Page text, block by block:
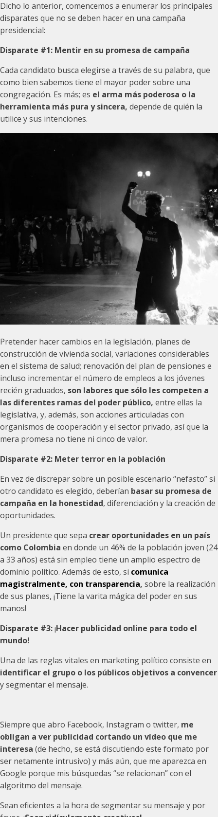
Dicho lo anterior, comencemos a enumerar los principales
disparates que no se deben hacer en una campaña
presidencial:
Disparate #1: Mentir en su promesa de campaña
Cada candidato busca elegirse a través de su palabra, que
como bien sabemos tiene el mayor poder sobre una
congregación. Es más; es el arma más poderosa o la
herramienta más pura y sincera, depende de quién la
utilice y sus intenciones.
Pretender hacer cambios en la legislación, planes de
construcción de vivienda social, variaciones considerables
en el sistema de salud; renovación del plan de pensiones e
incluso incrementar el número de empleos a los jóvenes
recién graduados, son labores que sólo les competen a
las diferentes ramas del poder público, entre ellas la
legislativa, y, además, son acciones articuladas con
organismos de cooperación y el sector privado, así que la
mera promesa no tiene ni cinco de valor.
Disparate #2: Meter terror en la población
En vez de discrepar sobre un posible escenario “nefasto” si
otro candidato es elegido, deberían basar su promesa de
campaña en la honestidad, diferenciación y la creación de
oportunidades.
Un presidente que sepa crear oportunidades en un país
como Colombia en donde un 46% de la población joven (24
a 33 años) está sin empleo tiene un amplio espectro de
dominio político. Además de esto, si comunica
magistralmente, con transparencia, sobre la realización
de sus planes, ¡Tiene la varita mágica del poder en sus
manos!
Disparate #3:¡Hacer publicidad online para todo el
mundo!
Una de las reglas vitales en marketing político consiste en
identificar el grupo o los públicos objetivos a convencer
y segmentar el mensaje.
Siempre que abro Facebook, Instagram o twitter, me
obligan a ver publicidad cortando un vídeo que me
interesa (de hecho, se está discutiendo este formato por
ser netamente intrusivo) y más aún, que me aparezca en
Google porque mis búsquedas “se relacionan” con el
algoritmo del mensaje.
Sean eficientes a la hora de segmentar su mensaje y por